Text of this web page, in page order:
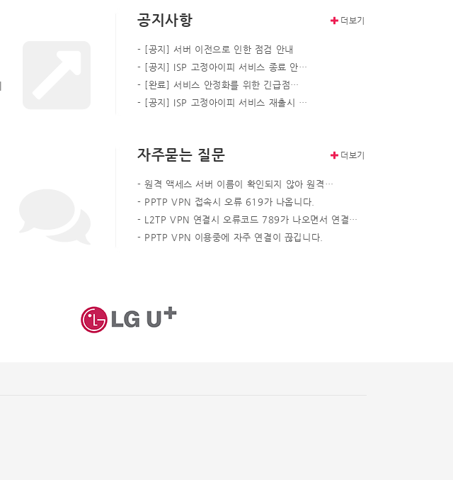
공지사항 더보기
- [공지] 서버 이전으로 인한 점검 안내
- [공지] ISP 고정아이피 서비스 종료 안…
- [완료] 서비스 안정화를 위한 긴급점…
- [공지] ISP 고정아이피 서비스 재출시 …
자주묻는 질문 더보기
-원격 액세스 서버 이름이 확인되지 않아 원격…
- PPTP VPN 접속시 오류 619가 나옵니다.
- L2TP VPN 연결시 오류코드 789가 나오면서 연결…
- PPTP VPN 이용중에 자주 연결이 끊깁니다.